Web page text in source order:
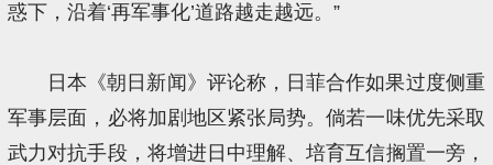
惑下，沿着‘再军事化’道路越走越远。”
日本《朝日新闻》评论称，日菲合作如果过度侧重
军事层面，必将加剧地区紧张局势。倘若一味优先采取
武力对抗手段，将增进日中理解、培育互信搁置一旁，